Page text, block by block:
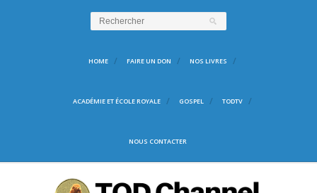
HOME FAIRE UN DON NOS LIVRES
ACADÉMIE ET ÉCOLE ROYALE GOSPEL TODTV
NOUS CONTACTER